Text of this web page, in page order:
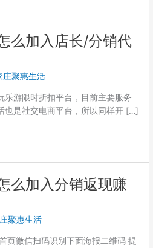
么加入店长/分销代
庄聚惠生活
乐游限时折扣平台，目前主要服务
也是社交电商平台，所以同样开 […]
么加入分销返现赚
聚惠生活
页微信扫码识别下面海报二维码 提